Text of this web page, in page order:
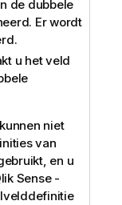
de dubbele
Er wordt
u het veld
niet
van
en u
Sense-